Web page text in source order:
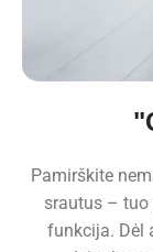
Pamirškite
srautus –
funkcija. Dėl